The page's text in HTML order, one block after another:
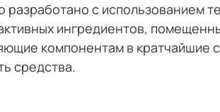
с использованием
ингредиентов,
компонентам в кратчайшие
средства.